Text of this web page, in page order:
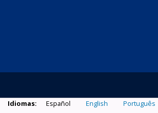
Idiomas: Español English Português